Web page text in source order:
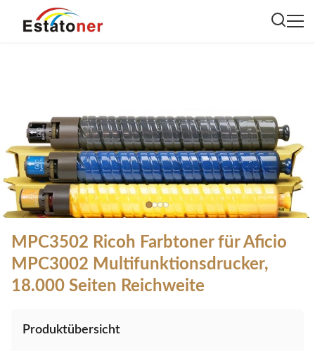
MPC3502 Ricoh Farbtoner für Aficio
MPC3002 Multifunktionsdrucker,
18.000 Seiten Reichweite
Produktübersicht